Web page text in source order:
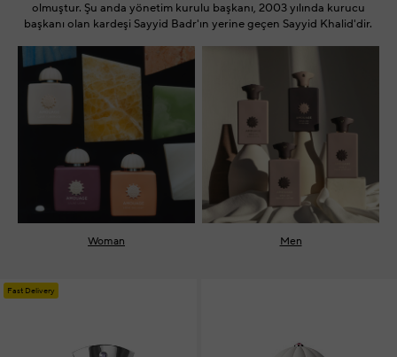
olmuştur. Şu anda yönetim kurulu başkanı, 2003 yılında kurucu
başkanı olan kardeşi Sayyid Badr'ın yerine geçen Sayyid Khalid'dir.
Woman Men
Fast Delivery